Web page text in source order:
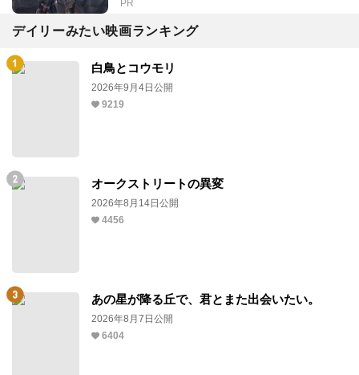
PR
デイリーみたい映画ランキング
白鳥とコウモリ
2026年9月4日公開
9219
オークストリートの異変
2026年8月14日公開
4456
あの星が降る丘で、君とまた出会いたい。
2026年8月7日公開
6404